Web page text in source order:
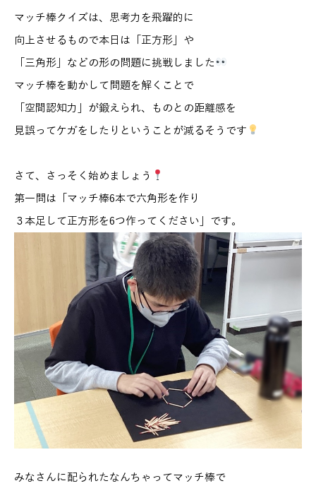
マッチ棒クイズは、思考力を飛躍的に
向上させるもので本日は「正方形」や
「三角形」などの形の問題に挑戦しました
マッチ棒を動かして問題を解くことで
「空間認知力」が鍛えられ、ものとの距離感を
見誤ってケガをしたりということが減るそうです
さて、さっそく始めましょう
第一問は「マッチ棒6本で六角形を作り
３本足して正方形を6つ作ってください」です。
みなさんに配られたなんちゃってマッチ棒で